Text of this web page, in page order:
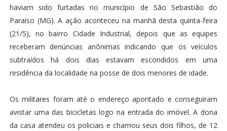
haviam sido furtadas no município de São Sebastião do
Paraíso (MG). A ação aconteceu na manhã desta quinta-feira
(21/5), no bairro Cidade Industrial, depois que as equipes
receberam denúncias anônimas indicando que os veículos
subtraídos há dois dias estavam escondidos em uma
residência da localidade na posse de dois menores de idade.
Os militares foram até o endereço apontado e conseguiram
avistar uma das bicicletas logo na entrada do imóvel. A dona
da casa atendeu os policiais e chamou seus dois filhos, de 12